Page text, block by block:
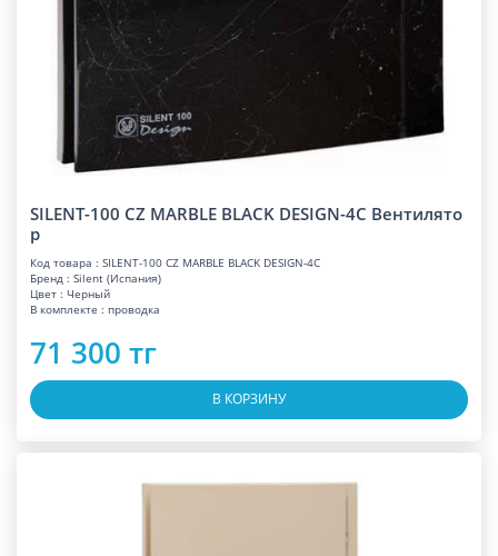
SILENT-100 CZ MARBLE BLACK DESIGN-4C Вентилято
р
Код товара : SILENT-100 CZ MARBLE BLACK DESIGN-4C
Бренд : Silent (Испания)
Цвет : Черный
В комплекте : проводка
71 300 тг
В КОРЗИНУ